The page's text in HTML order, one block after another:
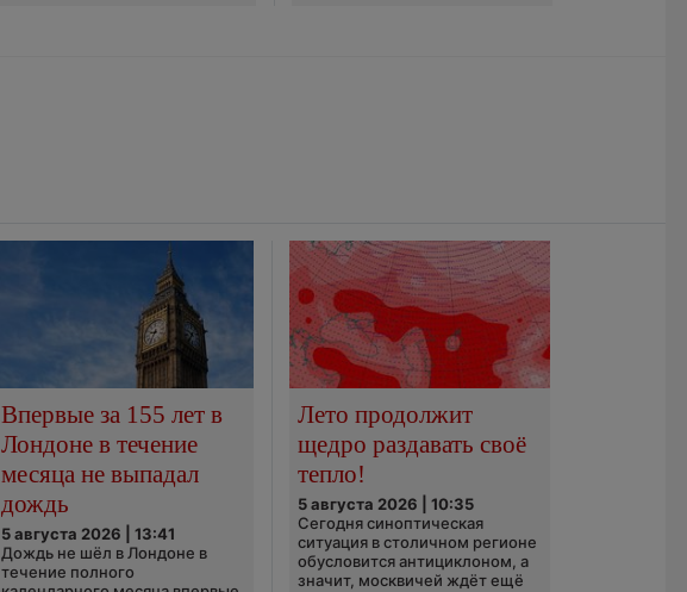
Впервые за 155 лет в
Лондоне в течение
месяца не выпадал
дождь
5 августа 2026 | 13:41
Дождь не шёл в Лондоне в
течение полного
Лето продолжит
щедро раздавать своё
тепло!
5 августа 2026 | 10:35
Сегодня синоптическая
ситуация в столичном регионе
обусловится антициклоном, а
значит, москвичей ждёт ещё